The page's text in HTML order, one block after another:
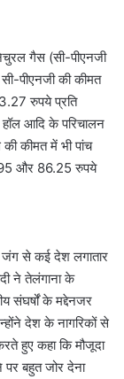
गैस (सी-पीएनजी
पीएनजी की कीमत
रुपये प्रति
आदि के परिचालन
कीमत में भी पांच
और 86.25 रुपये
जंग से कई देश लगातार
ने तेलंगाना के
संघर्षों के मद्देनजर
देश के नागरिकों से
हुए कहा कि मौजूदा
बहुत जोर देना